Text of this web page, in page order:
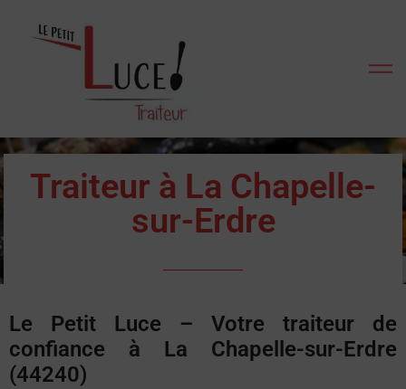
Traiteur à La Chapelle-
sur-Erdre
Le Petit Luce – Votre traiteur de
confiance à La Chapelle-sur-Erdre
(44240)